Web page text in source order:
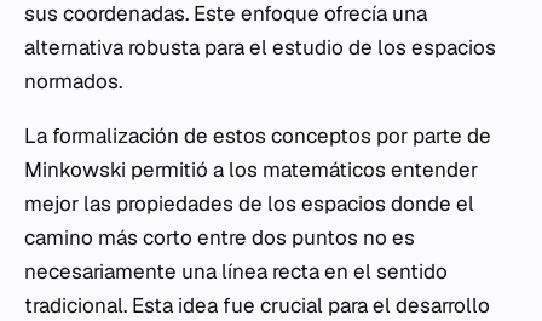
sus coordenadas. Este enfoque ofrecía una
alternativa robusta para el estudio de los espacios
normados.
La formalización de estos conceptos por parte de
Minkowski permitió a los matemáticos entender
mejor las propiedades de los espacios donde el
camino más corto entre dos puntos no es
necesariamente una línea recta en el sentido
tradicional. Esta idea fue crucial para el desarrollo